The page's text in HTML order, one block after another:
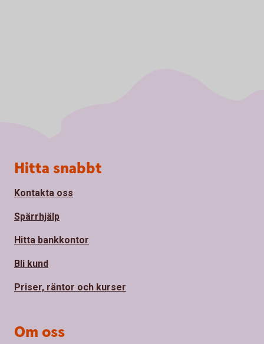
Sidfot
Hitta snabbt
Kontakta oss
Spärrhjälp
Hitta bankkontor
Bli kund
Priser, räntor och kurser
Om oss